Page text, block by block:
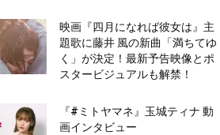
映画『四月になれば彼女は』主
題歌に藤井 風の新曲「満ちてゆ
く」が決定！最新予告映像とポ
スタービジュアルも解禁！
『#ミトヤマネ』玉城ティナ 動
画インタビュー